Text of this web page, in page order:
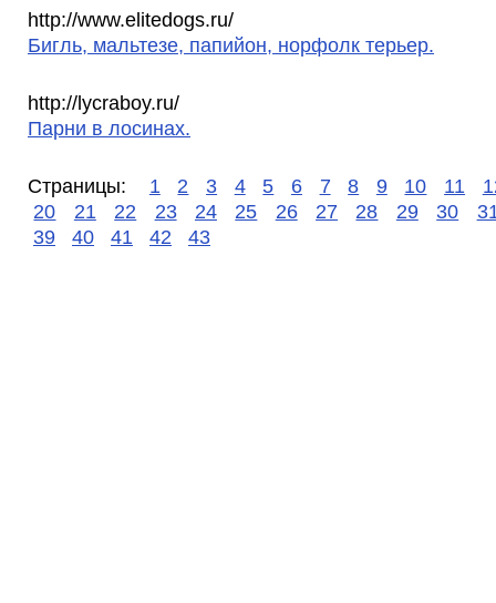
http://www.elitedogs.ru/
Бигль, мальтезе, папийон, норфолк терьер.
http://lycraboy.ru/
Парни в лосинах.
Страницы: 1 2 3 4 5 6 7 8 9 10 11
20
21 22 23 24 25 26 27 28 29 30
39
40 41 42 43